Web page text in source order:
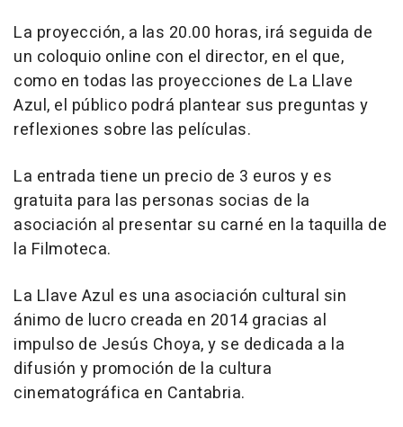
La proyección, a las 20.00 horas, irá seguida de
un coloquio online con el director, en el que,
como en todas las proyecciones de La Llave
Azul, el público podrá plantear sus preguntas y
reflexiones sobre las películas.
La entrada tiene un precio de 3 euros y es
gratuita para las personas socias de la
asociación al presentar su carné en la taquilla de
la Filmoteca.
La Llave Azul es una asociación cultural sin
ánimo de lucro creada en 2014 gracias al
impulso de Jesús Choya, y se dedicada a la
difusión y promoción de la cultura
cinematográfica en Cantabria.